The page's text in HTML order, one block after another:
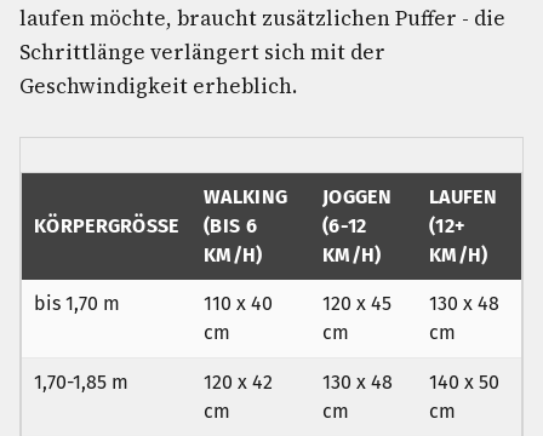
laufen möchte, braucht zusätzlichen Puffer - die
Schrittlänge verlängert sich mit der
Geschwindigkeit erheblich.
KÖRPERGRÖSSE
WALKING
(BIS 6
KM/H)
JOGGEN
(6-12
KM/H)
LAUFEN
(12+
KM/H)
bis 1,70 m
110 x 40
cm
120 x 45
cm
130 x 48
cm
1,70-1,85 m
120 x 42
cm
130 x 48
cm
140 x 50
cm